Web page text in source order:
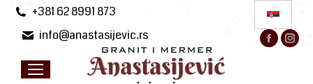
+381 62 8991 873
info@anastasijevic.rs